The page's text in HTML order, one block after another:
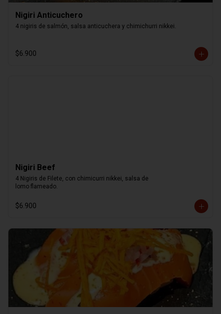
Nigiri Anticuchero
4 nigiris de salmón, salsa anticuchera y chimichurri nikkei.
$6.900
Nigiri Beef
4 Nigiris de Filete, con chimicurri nikkei, salsa de
lomo flameado.
$6.900